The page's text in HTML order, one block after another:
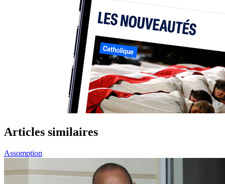
Articles similaires
Assomption